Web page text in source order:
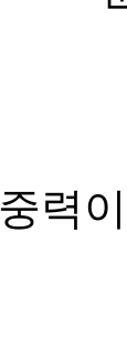
력